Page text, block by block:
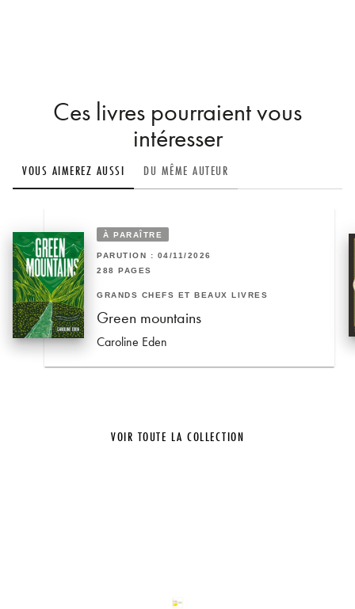
Ces livres pourraient vous
intéresser
VOUS AIMEREZ AUSSI DU MÊME AUTEUR
À PARAÎTRE
PARUTION : 04/11/2026
288 PAGES
GRANDS CHEFS ET BEAUX LIVRES
Green mountains
Caroline Eden
VOIR TOUTE LA COLLECTION